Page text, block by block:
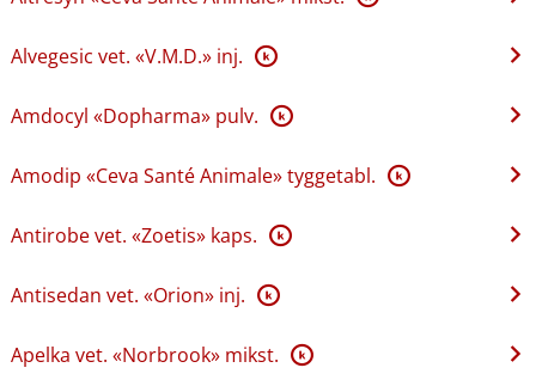
Alvegesic vet. «V.M.D.» inj. K
Amdocyl «Dopharma» pulv. K
Amodip «Ceva Santé Animale» tyggetabl. K
Antirobe vet. «Zoetis» kaps. K
Antisedan vet. «Orion» inj. K
Apelka vet. «Norbrook» mikst. K